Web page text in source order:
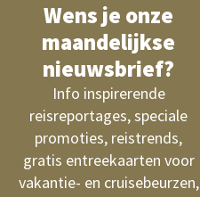
Wens je onze
maandelijkse
nieuwsbrief?
Info inspirerende
reisreportages, speciale
promoties, reistrends,
gratis entreekaarten voor
vakantie- en cruisebeurzen,